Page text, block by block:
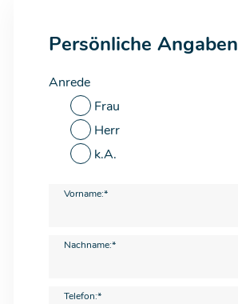
Persönliche Angaben
Anrede
Frau
Herr
k.A.
Vorname:*
Nachname:*
Telefon:*